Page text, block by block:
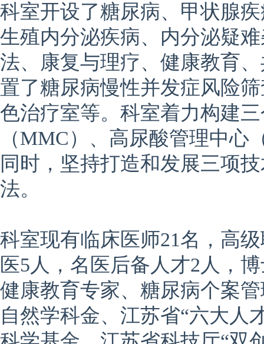
科室开设了糖尿病、甲状腺
生殖内分泌疾病、内分泌疑
法、康复与理疗、健康教育
置了糖尿病慢性并发症风险
色治疗室等。科室着力构建
（MMC）、高尿酸管理中
同时，坚持打造和发展三项
法。
科室现有临床医师21名，高
医5人，名医后备人才2人，
健康教育专家、糖尿病个案
自然学科金、江苏省“六大人